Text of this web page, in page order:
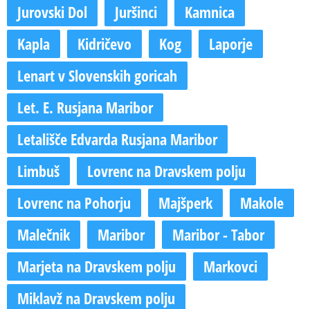
Jurovski Dol
Juršinci
Kamnica
Kapla
Kidričevo Kog
Laporje
Lenart v Slovenskih goricah
Let. E. Rusjana Maribor
Letališče Edvarda Rusjana Maribor
Limbuš
Lovrenc na Dravskem polju
Lovrenc na Pohorju
Majšperk
Makole
Malečnik
Maribor
Maribor - Tabor
Marjeta na Dravskem polju
Markovci
Miklavž na Dravskem polju